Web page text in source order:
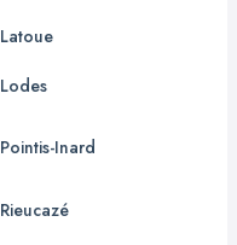
Latoue
Lodes
Pointis-Inard
Rieucazé